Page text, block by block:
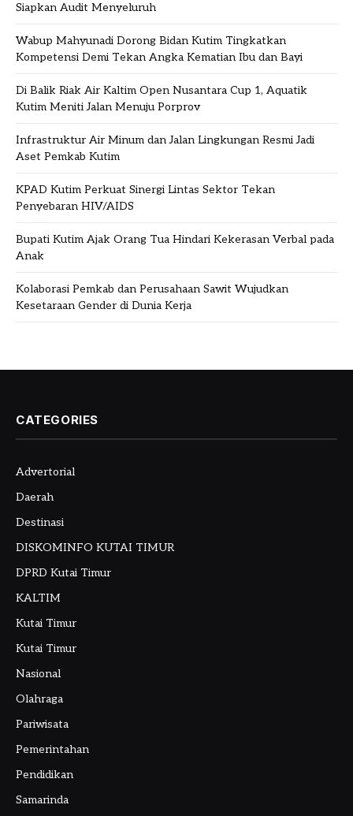
Siapkan Audit Menyeluruh
Wabup Mahyunadi Dorong Bidan Kutim Tingkatkan
Kompetensi Demi Tekan Angka Kematian Ibu dan Bayi
Di Balik Riak Air Kaltim Open Nusantara Cup 1, Aquatik
Kutim Meniti Jalan Menuju Porprov
Infrastruktur Air Minum dan Jalan Lingkungan Resmi Jadi
Aset Pemkab Kutim
KPAD Kutim Perkuat Sinergi Lintas Sektor Tekan
Penyebaran HIV/AIDS
Bupati Kutim Ajak Orang Tua Hindari Kekerasan Verbal pada
Anak
Kolaborasi Pemkab dan Perusahaan Sawit Wujudkan
Kesetaraan Gender di Dunia Kerja
CATEGORIES
Advertorial
Daerah
Destinasi
DISKOMINFO KUTAI TIMUR
DPRD Kutai Timur
KALTIM
Kutai Timur
Kutai Timur
Nasional
Olahraga
Pariwisata
Pemerintahan
Pendidikan
Samarinda